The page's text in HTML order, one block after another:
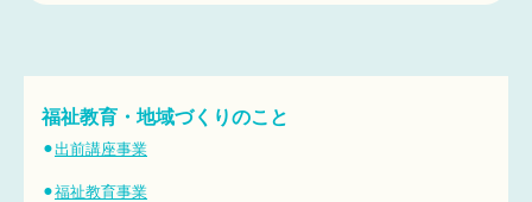
福祉教育・地域づくりのこと
⚫︎出前講座事業
⚫︎福祉教育事業